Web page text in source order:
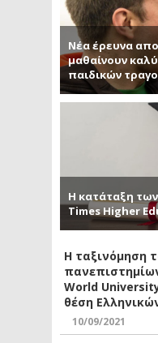
Νέα έρευνα
μαθαίνουν
παιδικών
Η κατάταξη
Times Higher
Η ταξινόμηση
World
θέση
10/09/2021